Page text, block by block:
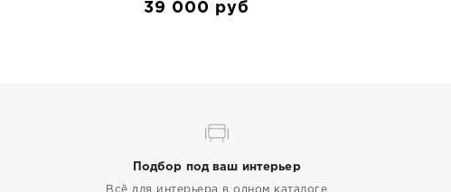
39 000 руб
Подбор под ваш интерьер
Всё для интерьера в одном каталоге